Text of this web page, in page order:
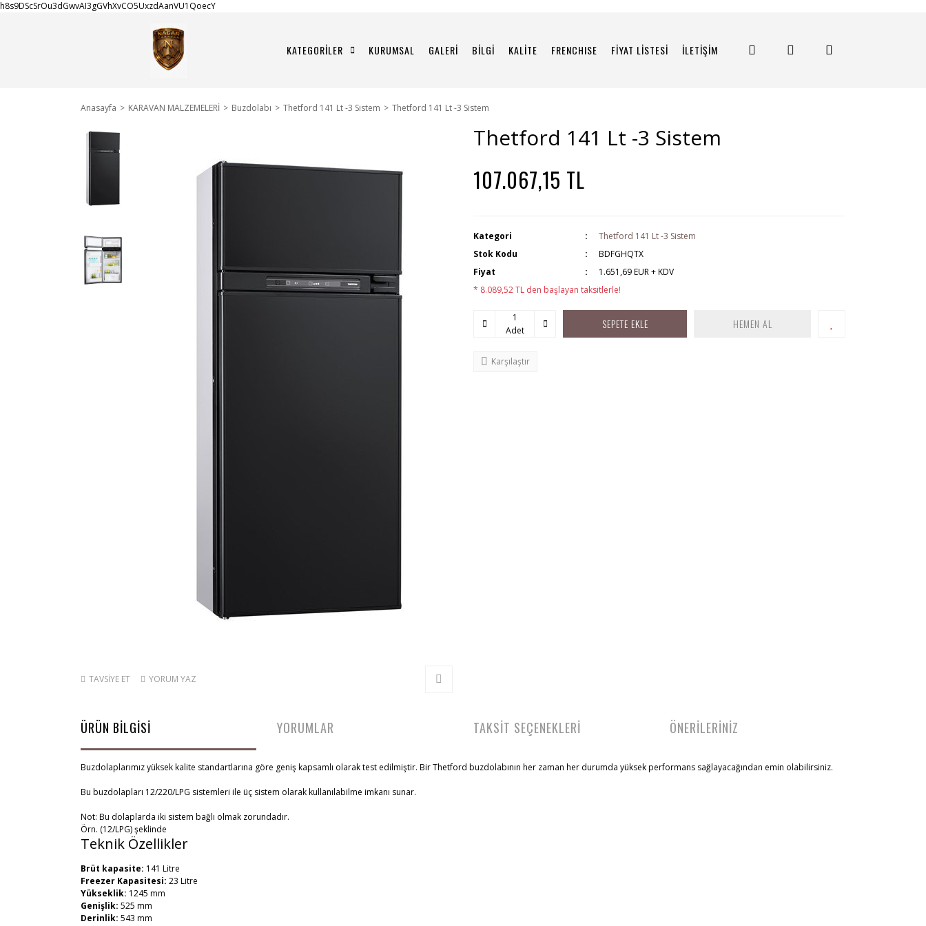
h8s9DScSrOu3dGwvAI3gGVhXvCO5UxzdAanVU1QoecY
KATEGORİLER KURUMSAL GALERİ BİLGİ KALİTE FRENCHISE FİYAT LİSTESİ İLETİŞİM
Anasayfa KARAVAN MALZEMELERİ Buzdolabı Thetford 141 Lt -3 Sistem Thetford 141 Lt -3 Sistem
TAVSİYE ET YORUM YAZ
Thetford 141 Lt -3 Sistem
107.067,15 TL
Kategori
Thetford 141 Lt -3 Sistem
Stok Kodu
BDFGHQTX
Fiyat
1.651,69 EUR + KDV
* 8.089,52 TL den başlayan taksitlerle!
Adet SEPETE EKLE HEMEN AL
Karşılaştır
ÜRÜN BİLGİSİ
Buzdolaplarımız yüksek kalite standartlarına göre geniş kapsamlı olarak test edilmiştir. Bir Thetford buzdolabının her zaman her durumda yüksek performans sağlayacağından emin olabilirsiniz.
Bu buzdolapları 12/220/LPG sistemleri ile üç sistem olarak kullanılabilme imkanı sunar.
Not: Bu dolaplarda iki sistem bağlı olmak zorundadır.
Örn. (12/LPG) şeklinde
Teknik Özellikler
Brüt kapasite: 141 Litre
Freezer Kapasitesi: 23 Litre
Yükseklik: 1245 mm
Genişlik: 525 mm
Derinlik: 543 mm
YORUMLAR TAKSİT SEÇENEKLERİ ÖNERİLERİNİZ